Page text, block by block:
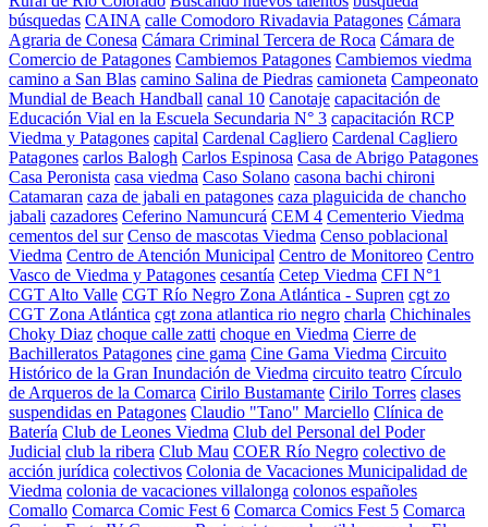
búsquedas CAINA calle Comodoro Rivadavia Patagones Cámara
Agraria de Conesa Cámara Criminal Tercera de Roca Cámara de
Comercio de Patagones Cambiemos Patagones Cambiemos viedma
camino a San Blas camino Salina de Piedras camioneta Campeonato
Mundial de Beach Handball canal 10 Canotaje capacitación de
Educación Vial en la Escuela Secundaria N° 3 capacitación RCP
Viedma y Patagones capital Cardenal Cagliero Cardenal Cagliero
Patagones carlos Balogh Carlos Espinosa Casa de Abrigo Patagones
Casa Peronista casa viedma Caso Solano casona bachi chironi
Catamaran caza de jabali en patagones caza plaguicida de chancho
jabali cazadores Ceferino Namuncurá CEM 4 Cementerio Viedma
cementos del sur Censo de mascotas Viedma Censo poblacional
Viedma Centro de Atención Municipal Centro de Monitoreo Centro
Vasco de Viedma y Patagones cesantía Cetep Viedma CFI N°1
CGT Alto Valle CGT Río Negro Zona Atlántica - Supren cgt zo
CGT Zona Atlántica cgt zona atlantica rio negro charla Chichinales
Choky Diaz choque calle zatti choque en Viedma Cierre de
Bachilleratos Patagones cine gama Cine Gama Viedma Circuito
Histórico de la Gran Inundación de Viedma circuito teatro Círculo
de Arqueros de la Comarca Cirilo Bustamante Cirilo Torres clases
suspendidas en Patagones Claudio "Tano" Marciello Clínica de
Batería Club de Leones Viedma Club del Personal del Poder
Judicial club la ribera Club Mau COER Río Negro colectivo de
acción jurídica colectivos Colonia de Vacaciones Municipalidad de
Viedma colonia de vacaciones villalonga colonos españoles
Comallo Comarca Comic Fest 6 Comarca Comics Fest 5 Comarca